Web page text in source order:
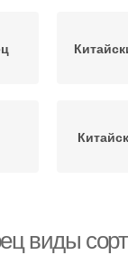
виды